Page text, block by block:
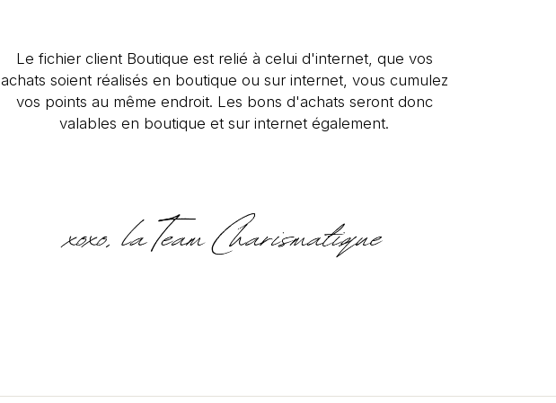
Le fichier client Boutique est relié à celui d'internet, que vos
achats soient réalisés en boutique ou sur internet, vous cumulez
vos points au même endroit. Les bons d'achats seront donc
valables en boutique et sur internet également.